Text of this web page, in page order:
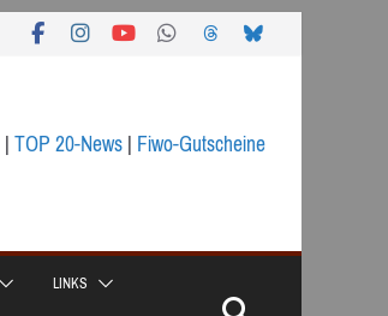
|TOP 20-News|Fiwo-Gutscheine
LINKS